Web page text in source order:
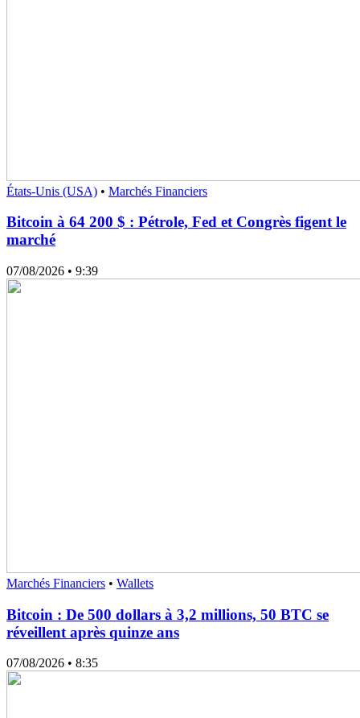
États-Unis (USA) • Marchés Financiers
Bitcoin à 64 200 $ : Pétrole, Fed et Congrès figent le
marché
07/08/2026 • 9:39
Marchés Financiers • Wallets
Bitcoin : De 500 dollars à 3,2 millions, 50 BTC se
réveillent après quinze ans
07/08/2026 • 8:35